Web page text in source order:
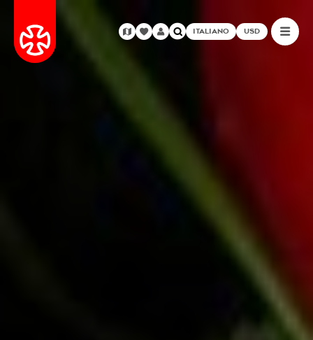
ITALIANO USD